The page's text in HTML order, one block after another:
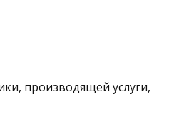
производящей услуги,